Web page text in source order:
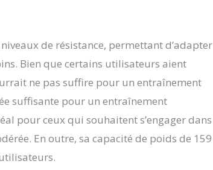
de résistance, permettant d’adapter
Bien que certains utilisateurs aient
ne pas suffire pour un entraînement
suffisante pour un entraînement
pour ceux qui souhaitent s’engager dans
En outre, sa capacité de poids de 159